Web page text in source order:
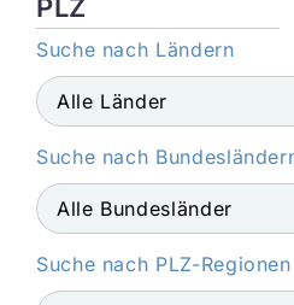
PLZ
Suche nach Ländern
Suche nach
Suche nach PLZ-Regionen